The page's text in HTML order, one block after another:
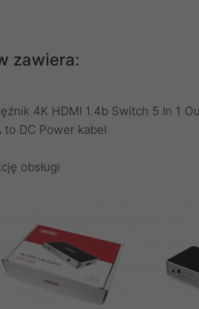
zawiera:
4K HDMI 1.4b Switch 5 In 1
to DC Power kabel
obsługi